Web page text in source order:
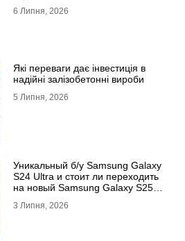
6 Липня, 2026
Які переваги дає інвестиція в
надійні залізобетонні вироби
5 Липня, 2026
Уникальный б/у Samsung Galaxy
S24 Ultra и стоит ли переходить
на новый Samsung Galaxy S25
3 Липня, 2026